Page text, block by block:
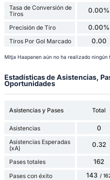
Tasa de Conversión de
Tiros
0.00%
Precisión de Tiro 0.00%
Tiros Por Gol Marcado 0.00
Mitja Haapanen aún no ha realizado
Estadísticas de Asistencias,
Oportunidades
Asistencias y Pases Total
Asistencias 0
Asistencias Esperadas
(xA)
0.32
Pases totales 162
Pases con éxito 143 /